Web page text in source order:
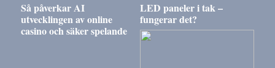
Så påverkar AI
utvecklingen av online
casino och säker spelande
LED paneler i tak –
fungerar det?